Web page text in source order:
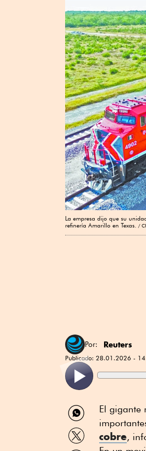
La empresa dijo ‌que su
refinería Amarillo en Texas.
Por: Reuters
Publicado: 28.01.2026 -
Compartir
por
WhatsApp
Compartir
por
El gigante
cobre,